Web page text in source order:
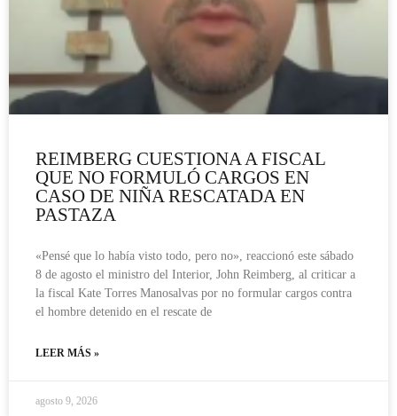
REIMBERG CUESTIONA A FISCAL
QUE NO FORMULÓ CARGOS EN
CASO DE NIÑA RESCATADA EN
PASTAZA
«Pensé que lo había visto todo, pero no», reaccionó este sábado
8 de agosto el ministro del Interior, John Reimberg, al criticar a
la fiscal Kate Torres Manosalvas por no formular cargos contra
el hombre detenido en el rescate de
LEER MÁS »
agosto 9, 2026